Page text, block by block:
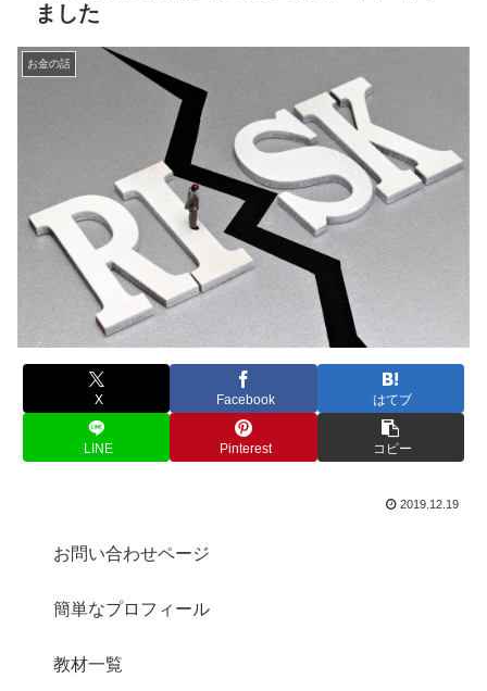
ました
お金の話
X Facebook はてブ
LINE Pinterest コピー
2019.12.19
お問い合わせページ
簡単なプロフィール
教材一覧